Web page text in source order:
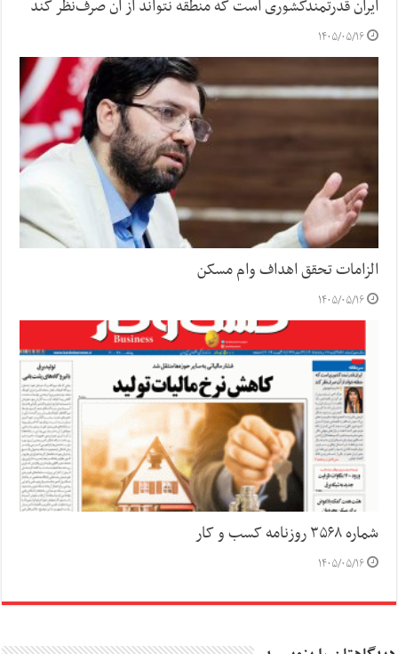
ایران قدرتمندکشوری است که منطقه نتواند از آن صرف‌نظر کند
۱۴۰۵/۰۵/۱۶
الزامات تحقق اهداف وام مسکن
۱۴۰۵/۰۵/۱۶
شماره ۳۵۶۸ روزنامه کسب و کار
۱۴۰۵/۰۵/۱۶